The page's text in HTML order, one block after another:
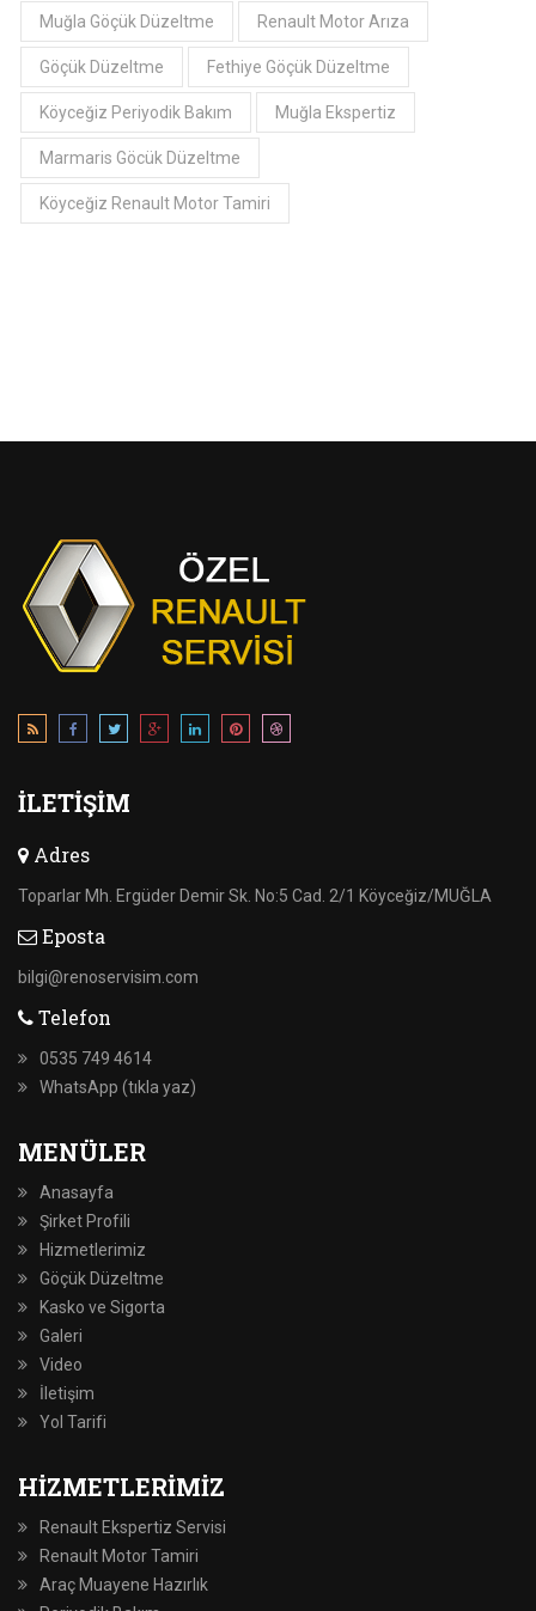
Muğla Göçük Düzeltme Renault Motor Arıza
Göçük Düzeltme Fethiye Göçük Düzeltme
Köyceğiz Periyodik Bakım Muğla Ekspertiz
Marmaris Göcük Düzeltme
Köyceğiz Renault Motor Tamiri
İLETIŞIM
Adres
Toparlar Mh. Ergüder Demir Sk. No:5 Cad. 2/1 Köyceğiz/MUĞLA
Eposta
bilgi@renoservisim.com
Telefon
0535 749 4614
WhatsApp (tıkla yaz)
MENÜLER
Anasayfa
Şirket Profili
Hizmetlerimiz
Göçük Düzeltme
Kasko ve Sigorta
Galeri
Video
İletişim
Yol Tarifi
HIZMETLERIMIZ
Renault Ekspertiz Servisi
Renault Motor Tamiri
Araç Muayene Hazırlık